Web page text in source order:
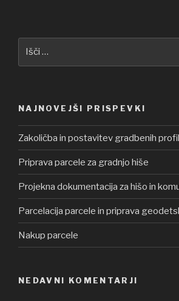
NAJNOVEJŠI PRISPEVKI
Zakoličba in postavitev gradbenih
Priprava parcele za gradnjo hiše
Projekna dokumentacija za hišo in
Parcelacija parcele in priprava
Nakup parcele
NEDAVNI KOMENTARJI